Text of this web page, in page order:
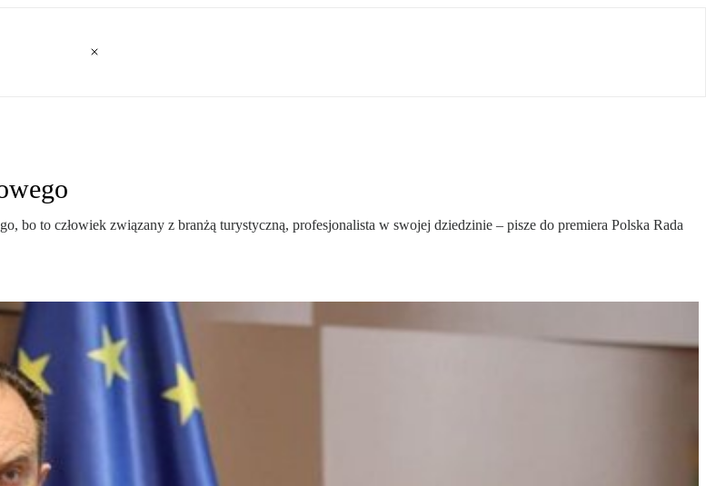
bo to człowiek związany z branżą turystyczną, profesjonalista w swojej dziedzinie – pisze do premiera Polska Rada